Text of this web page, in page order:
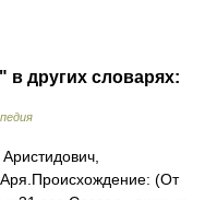
в других словарях:
(От